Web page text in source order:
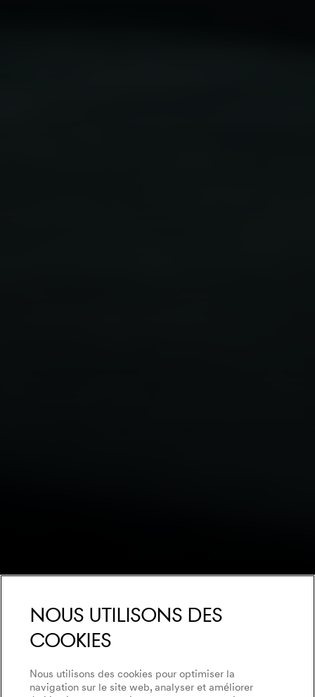
Nous utilisons des
cookies
Nous utilisons des cookies pour optimiser la
navigation sur le site web, analyser et améliorer